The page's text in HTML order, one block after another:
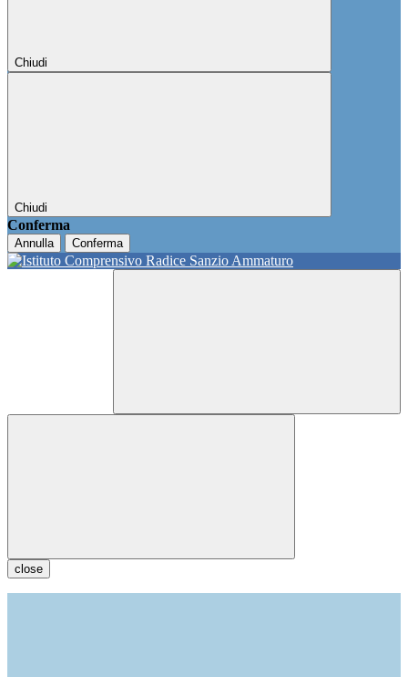
Chiudi
Chiudi
Conferma
Annulla Conferma
close